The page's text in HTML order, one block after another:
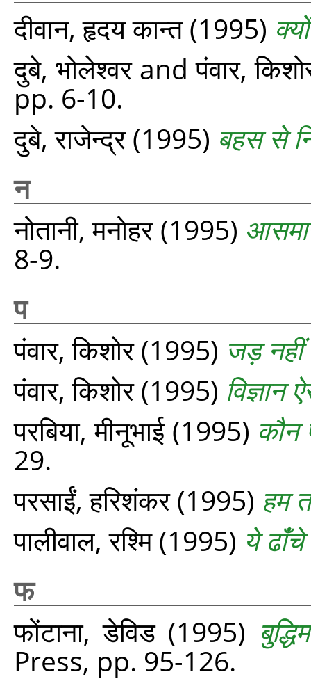
दीवान, हृदय कान्त(1995)
दुबे, भोलेश्वरandपंवार,
pp. 6-10.
दुबे, राजेन्द्र(1995) बहस से
न
नोतानी, मनोहर(1995)
8-9.
प
पंवार, किशोर(1995) जड़
पंवार, किशोर(1995) विज्ञान
परबिया, मीनूभाई(1995) कौन
29.
परसाईं, हरिशंकर(1995) हम
पालीवाल, रश्मि(1995) ये
फ
फोंटाना, डेविड(1995)
Press, pp. 95-126.